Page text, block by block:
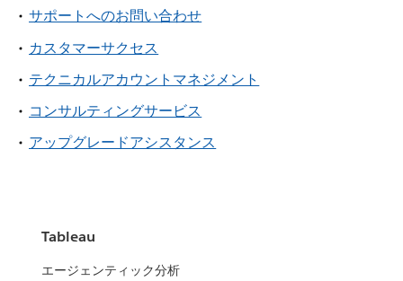
サポートへのお問い合わせ
カスタマーサクセス
テクニカルアカウントマネジメント
コンサルティングサービス
アップグレードアシスタンス
Tableau
エージェンティック分析